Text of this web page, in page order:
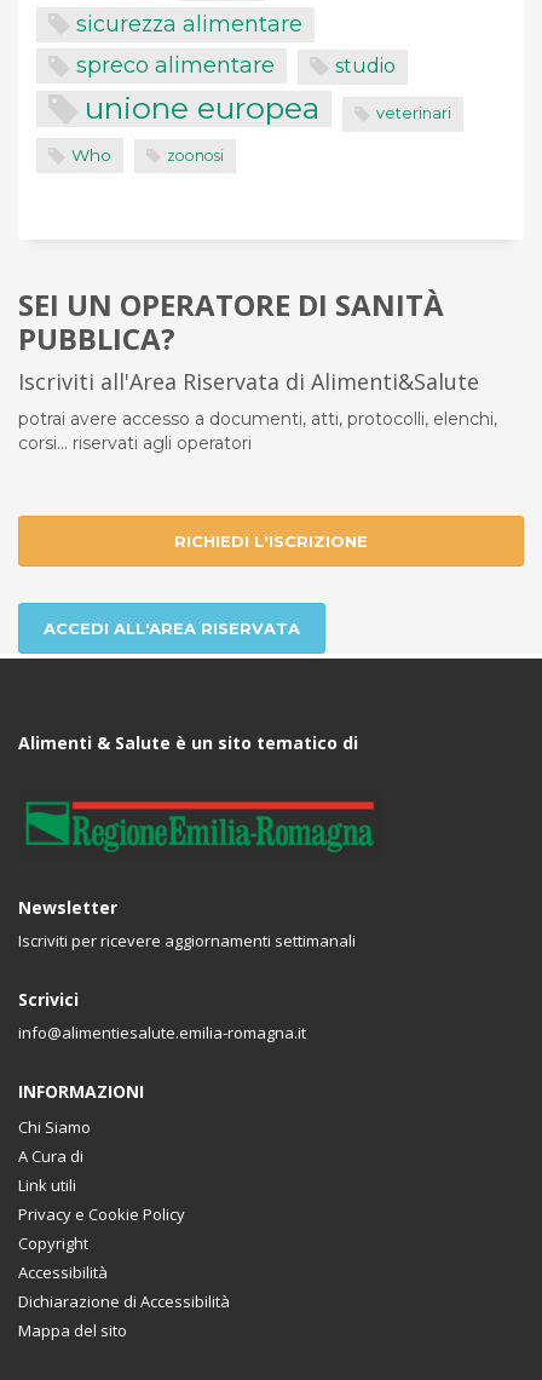
sicurezza alimentare
spreco alimentare studio
unione europea veterinari
Who zoonosi
SEI UN OPERATORE DI SANITÀ
PUBBLICA?
Iscriviti all'Area Riservata di Alimenti&Salute
potrai avere accesso a documenti, atti, protocolli, elenchi,
corsi... riservati agli operatori
RICHIEDI L'ISCRIZIONE
ACCEDI ALL'AREA RISERVATA
Alimenti & Salute è un sito tematico di
Newsletter
Iscriviti per ricevere aggiornamenti settimanali
Scrivici
info@alimentiesalute.emilia-romagna.it
INFORMAZIONI
Chi Siamo
A Cura di
Link utili
Privacy e Cookie Policy
Copyright
Accessibilità
Dichiarazione di Accessibilità
Mappa del sito